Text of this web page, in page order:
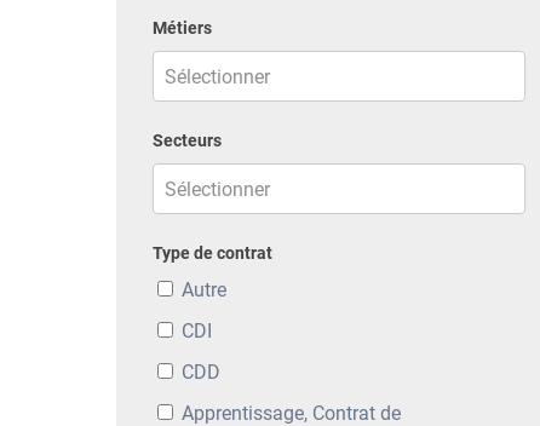
Métiers
Secteurs
Type de contrat
Autre
CDI
CDD
Apprentissage, Contrat de